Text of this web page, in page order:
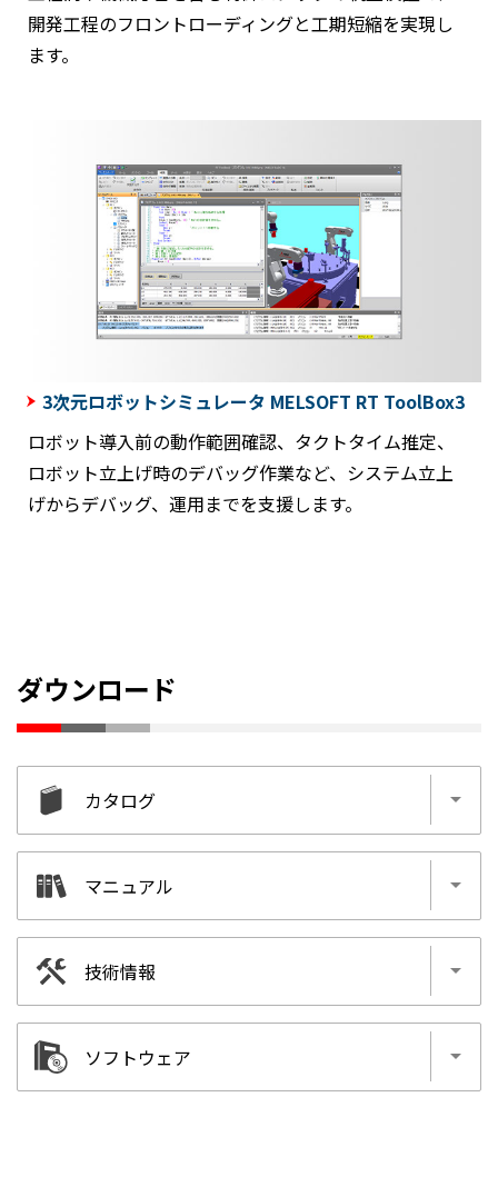
開発工程のフロントローディングと工期短縮を実現し
ます。
3次元ロボットシミュレータ MELSOFT RT ToolBox3
ロボット導入前の動作範囲確認、タクトタイム推定、
ロボット立上げ時のデバッグ作業など、システム立上
げからデバッグ、運用までを支援します。
ダウンロード
カタログ
MELSOFT Gemini
MELSOFT Mirror
マニュアル
MELSOFT Gemini
MELSOFT Mirror
MELSOFT RT ToolBox3
技術情報
MELSOFT RT ToolBox3
ソフトウェア